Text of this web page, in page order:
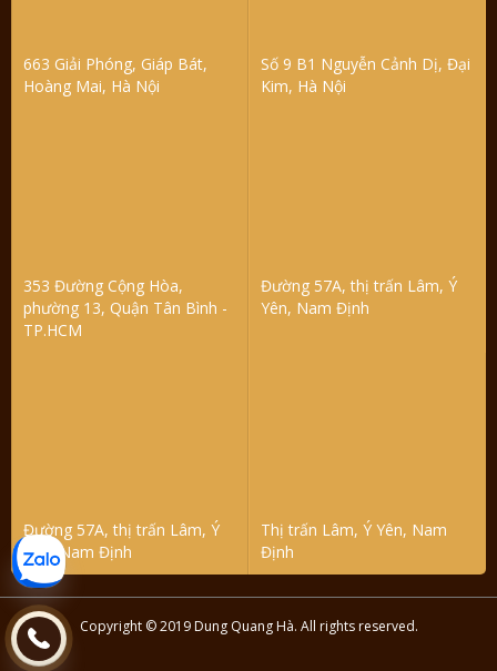
663 Giải Phóng, Giáp Bát,
Hoàng Mai, Hà Nội
Số 9 B1 Nguyễn Cảnh Dị, Đại
Kim, Hà Nội
353 Đường Cộng Hòa,
phường 13, Quận Tân Bình -
TP.HCM
Đường 57A, thị trấn Lâm, Ý
Yên, Nam Định
Đường 57A, thị trấn Lâm, Ý
Yên, Nam Định
Thị trấn Lâm, Ý Yên, Nam
Định
Copyright © 2019 Dung Quang Hà. All rights reserved.